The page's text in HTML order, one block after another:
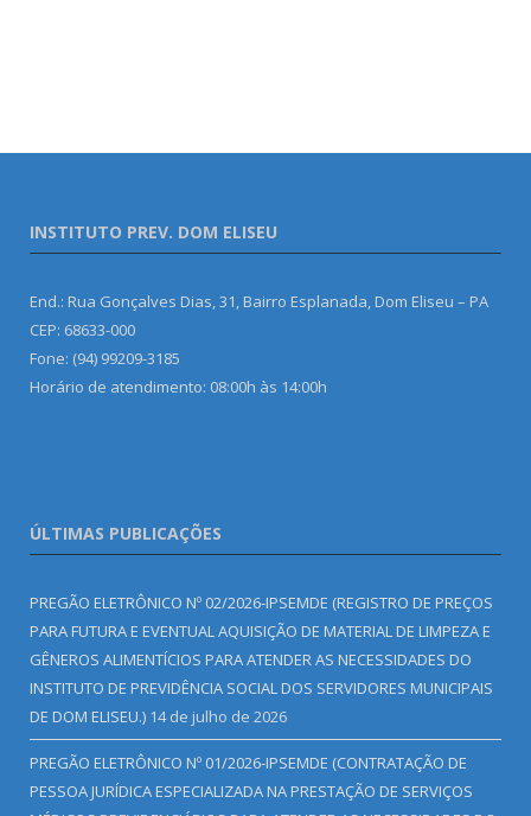
INSTITUTO PREV. DOM ELISEU
End.: Rua Gonçalves Dias, 31, Bairro Esplanada, Dom Eliseu – PA
CEP: 68633-000
Fone: (94) 99209-3185
Horário de atendimento: 08:00h às 14:00h
ÚLTIMAS PUBLICAÇÕES
PREGÃO ELETRÔNICO Nº 02/2026-IPSEMDE (REGISTRO DE PREÇOS
PARA FUTURA E EVENTUAL AQUISIÇÃO DE MATERIAL DE LIMPEZA E
GÊNEROS ALIMENTÍCIOS PARA ATENDER AS NECESSIDADES DO
INSTITUTO DE PREVIDÊNCIA SOCIAL DOS SERVIDORES MUNICIPAIS
DE DOM ELISEU.) 14 de julho de 2026
PREGÃO ELETRÔNICO Nº 01/2026-IPSEMDE (CONTRATAÇÃO DE
PESSOA JURÍDICA ESPECIALIZADA NA PRESTAÇÃO DE SERVIÇOS